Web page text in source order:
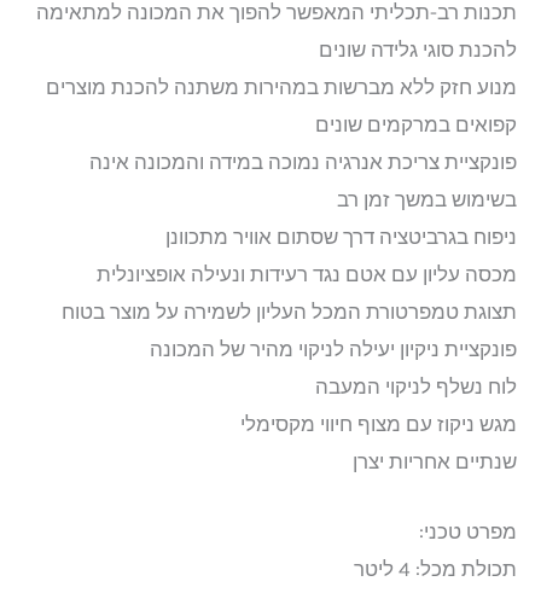
תכנות רב-תכליתי המאפשר להפוך את המכונה למתאימה
להכנת סוגי גלידה שונים
מנוע חזק ללא מברשות במהירות משתנה להכנת מוצרים
קפואים במרקמים שונים
פונקציית צריכת אנרגיה נמוכה במידה והמכונה אינה
בשימוש במשך זמן רב
ניפוח בגרביטציה דרך שסתום אוויר מתכוונן
מכסה עליון עם אטם נגד רעידות ונעילה אופציונלית
תצוגת טמפרטורת המכל העליון לשמירה על מוצר בטוח
פונקציית ניקיון יעילה לניקוי מהיר של המכונה
לוח נשלף לניקוי המעבה
מגש ניקוז עם מצוף חיווי מקסימלי
שנתיים אחריות יצרן
מפרט טכני:
תכולת מכל: 4 ליטר